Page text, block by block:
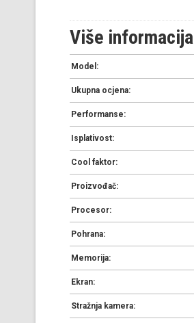
Više informacija
Model:
Ukupna ocjena:
Performanse:
Isplativost:
Cool faktor:
Proizvođač:
Procesor:
Pohrana:
Memorija:
Ekran:
Stražnja kamera: